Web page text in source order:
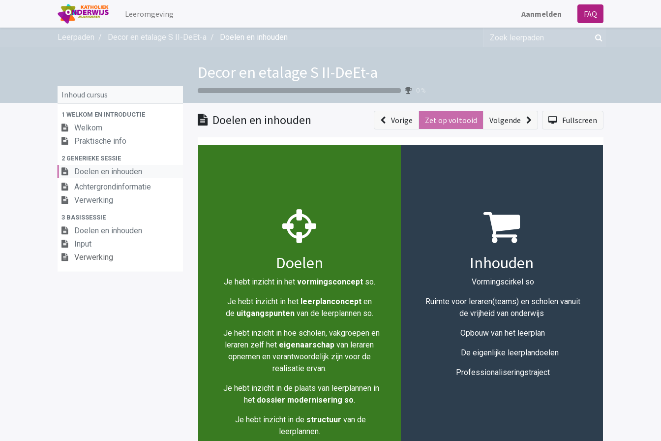
Leeromgeving Aanmelden FAQ
Leerpaden Decor en etalage S II-DeEt-a Doelen en inhouden
Decor en etalage S II-DeEt-a
0 %
Inhoud cursus
1 WELKOM EN INTRODUCTIE
Welkom
Praktische info
2 GENERIEKE SESSIE
Doelen en inhouden
Achtergrondinformatie
Verwerking
3 BASISSESSIE
Doelen en inhouden
Input
Verwerking
Doelen en inhouden Vorige Zet op voltooid Volgende Fullscreen
Doelen
Je hebt inzicht in het vormingsconcept so.
Je hebt inzicht in het leerplanconcept en
de uitgangspunten van de leerplannen so.
Je hebt inzicht in hoe scholen, vakgroepen en
leraren zelf het eigenaarschapvan leraren
opnemen en verantwoordelijk zijn voor de
realisatie ervan.
Je hebt inzicht in de plaats van leerplannen in
hetdossier modernisering so.
Je hebt inzicht in de structuur van de
leerplannen.
Inhouden
Vormingscirkel so
Ruimte voor leraren(teams) en scholen vanuit
de vrijheid van onderwijs
Opbouw van het leerplan
De eigenlijke leerplandoelen
Professionaliseringstraject